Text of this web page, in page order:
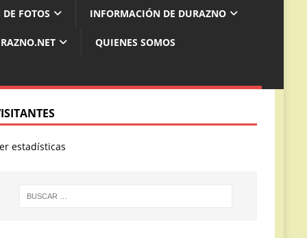
FOTOS INFORMACIÓN DE DURAZNO
QUIENES SOMOS
estadísticas